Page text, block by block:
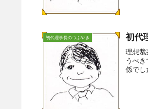
初代理事長のつぶやき 初代
理想裁
うべ
係でし